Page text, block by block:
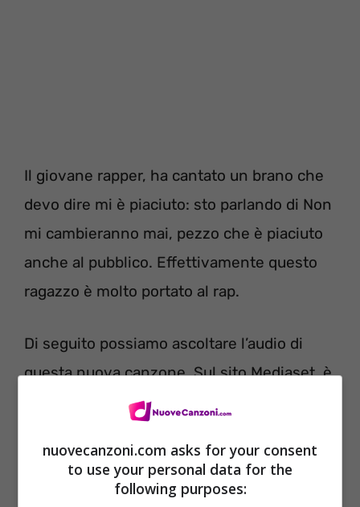
Il giovane rapper, ha cantato un brano che
devo dire mi è piaciuto: sto parlando di Non
mi cambieranno mai, pezzo che è piaciuto
anche al pubblico. Effettivamente questo
ragazzo è molto portato al rap.
Di seguito possiamo ascoltare l’audio di
questa nuova canzone. Sul sito Mediaset, è
possibile vedere il
nuovecanzoni.com asks for your consent
to use your personal data for the
following purposes: